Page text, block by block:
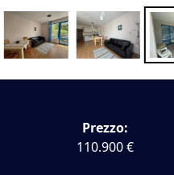
Prezzo:
110.900 €